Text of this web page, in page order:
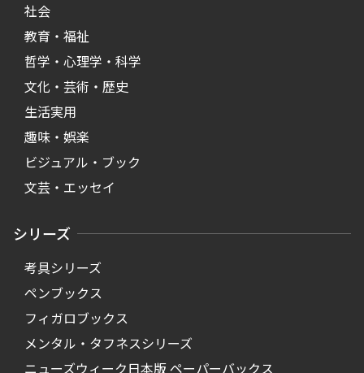
社会
教育・福祉
哲学・心理学・科学
文化・芸術・歴史
生活実用
趣味・娯楽
ビジュアル・ブック
文芸・エッセイ
シリーズ
考具シリーズ
ペンブックス
フィガロブックス
メンタル・タフネスシリーズ
ニューズウィーク日本版 ペーパーバックス